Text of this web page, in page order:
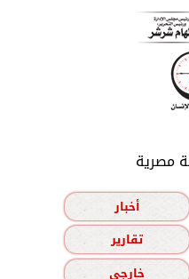
مصرية
أخبار
تقارير
خارجي